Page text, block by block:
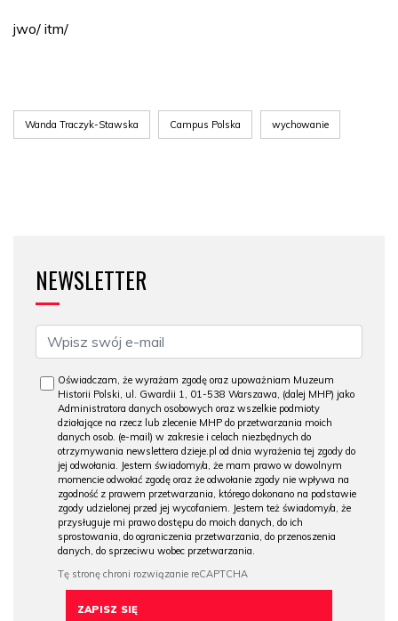
jwo/ itm/
Wanda Traczyk-Stawska Campus Polska wychowanie
NEWSLETTER
Oświadczam, że wyrażam zgodę oraz upoważniam Muzeum
Historii Polski, ul. Gwardii 1, 01-538 Warszawa, (dalej MHP) jako
Administratora danych osobowych oraz wszelkie podmioty
działające na rzecz lub zlecenie MHP do przetwarzania moich
danych osob. (e-mail) w zakresie i celach niezbędnych do
otrzymywania newslettera dzieje.pl od dnia wyrażenia tej zgody do
jej odwołania. Jestem świadomy/a, że mam prawo w dowolnym
momencie odwołać zgodę oraz że odwołanie zgody nie wpływa na
zgodność z prawem przetwarzania, którego dokonano na podstawie
zgody udzielonej przed jej wycofaniem. Jestem też świadomy/a, że
przysługuje mi prawo dostępu do moich danych, do ich
sprostowania, do ograniczenia przetwarzania, do przenoszenia
danych, do sprzeciwu wobec przetwarzania.